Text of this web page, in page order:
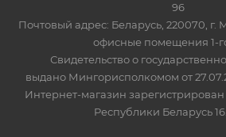
96
Почтовый адрес: Беларусь, 220070, г.
офисные помещения 1-
Свидетельство о
выдано Мингорисполкомом от
Интернет-магазин
Республики Беларусь